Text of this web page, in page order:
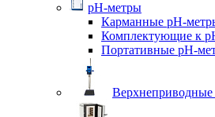
pH-метры
Карманные pH-
Комплектующие к
Портативные pH-